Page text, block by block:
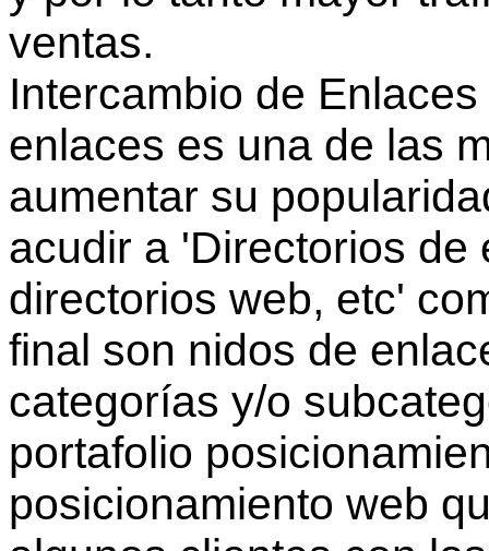
ventas.
Intercambio de
enlaces es una de las
aumentar su
acudir a 'Directorios de
directorios web, etc'
final son nidos de
categorías y/o
portafolio
posicionamiento web